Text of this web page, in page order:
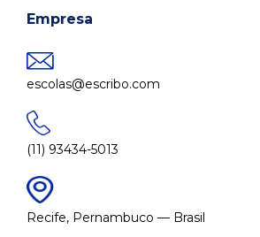
Empresa
escolas@escribo.com
(11) 93434-5013
Recife, Pernambuco — Brasil